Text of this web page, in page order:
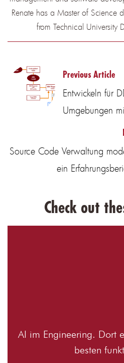
Renate has a Master of Science
from Technical University
Previous Article
Entwickeln für
Umgebungen
Source Code Verwaltung
ein
Check out
AI im Engineering. Dort
besten